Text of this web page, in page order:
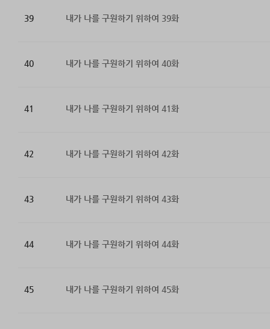
39 내가 나를 구원하기 위하여 39화
40 내가 나를 구원하기 위하여 40화
41 내가 나를 구원하기 위하여 41화
42 내가 나를 구원하기 위하여 42화
43 내가 나를 구원하기 위하여 43화
44 내가 나를 구원하기 위하여 44화
45 내가 나를 구원하기 위하여 45화